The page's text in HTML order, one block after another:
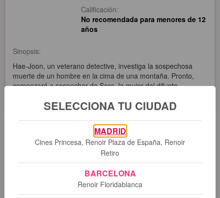
Calificación:
No recomendada para menores de 12
años
Sinopsis:
Hae-Joon, un veterano detective, investiga la sospechosa
muerte de un hombre en la cima de una montaña. Pronto,
comenzará a sospechar de Sore, la mujer del difunto,
SELECCIONA TU CIUDAD
MADRID
Cines Princesa, Renoir Plaza de España, Renoir
Retiro
BARCELONA
Renoir Floridablanca